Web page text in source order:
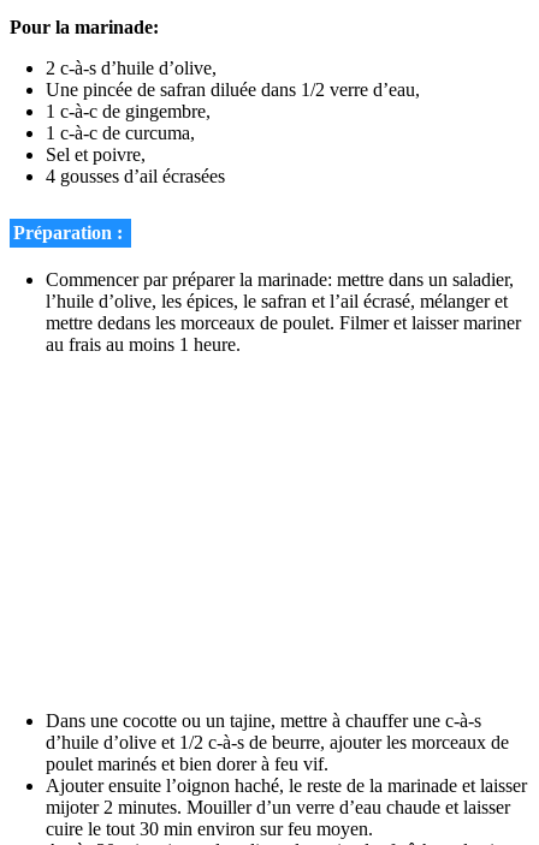
Pour la marinade:
2 c-à-s d’huile d’olive,
Une pincée de safran diluée dans 1/2 verre d’eau,
1 c-à-c de gingembre,
1 c-à-c de curcuma,
Sel et poivre,
4 gousses d’ail écrasées
Préparation :
Commencer par préparer la marinade: mettre dans un saladier,
l’huile d’olive, les épices, le safran et l’ail écrasé, mélanger et
mettre dedans les morceaux de poulet. Filmer et laisser mariner
au frais au moins 1 heure.
Dans une cocotte ou un tajine, mettre à chauffer une c-à-s
d’huile d’olive et 1/2 c-à-s de beurre, ajouter les morceaux de
poulet marinés et bien dorer à feu vif.
Ajouter ensuite l’oignon haché, le reste de la marinade et laisser
mijoter 2 minutes. Mouiller d’un verre d’eau chaude et laisser
cuire le tout 30 min environ sur feu moyen.